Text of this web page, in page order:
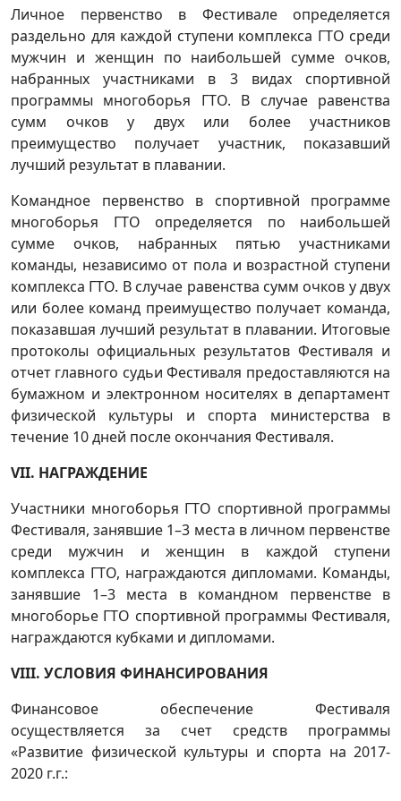
Личное первенство в Фестивале определяется
раздельно для каждой ступени комплекса ГТО среди
мужчин и женщин по наибольшей сумме очков,
набранных участниками в 3 видах спортивной
программы многоборья ГТО. В случае равенства
сумм очков у двух или более участников
преимущество получает участник, показавший
лучший результат в плавании.
Командное первенство в спортивной программе
многоборья ГТО определяется по наибольшей
сумме очков, набранных пятью участниками
команды, независимо от пола и возрастной ступени
комплекса ГТО. В случае равенства сумм очков у двух
или более команд преимущество получает команда,
показавшая лучший результат в плавании. Итоговые
протоколы официальных результатов Фестиваля и
отчет главного судьи Фестиваля предоставляются на
бумажном и электронном носителях в департамент
физической культуры и спорта министерства в
течение 10 дней после окончания Фестиваля.
VII. НАГРАЖДЕНИЕ
Участники многоборья ГТО спортивной программы
Фестиваля, занявшие 1–3 места в личном первенстве
среди мужчин и женщин в каждой ступени
комплекса ГТО, награждаются дипломами. Команды,
занявшие 1–3 места в командном первенстве в
многоборье ГТО спортивной программы Фестиваля,
награждаются кубками и дипломами.
VIII. УСЛОВИЯ ФИНАНСИРОВАНИЯ
Финансовое обеспечение Фестиваля
осуществляется за счет средств программы
«Развитие физической культуры и спорта на 2017-
2020 г.г.: